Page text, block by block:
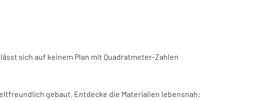
sich auf keinem Plan mit Quadratmeter-Zahlen
gebaut. Entdecke die Materialien lebensnah: